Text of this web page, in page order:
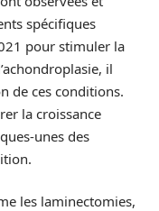
spécifiques
pour stimuler la
il
de ces conditions.
la croissance
unes des
les laminectomies,